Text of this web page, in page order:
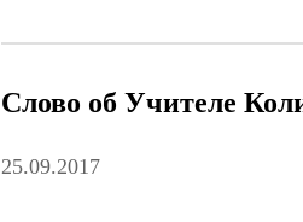
Слово об Учителе
25.09.2017